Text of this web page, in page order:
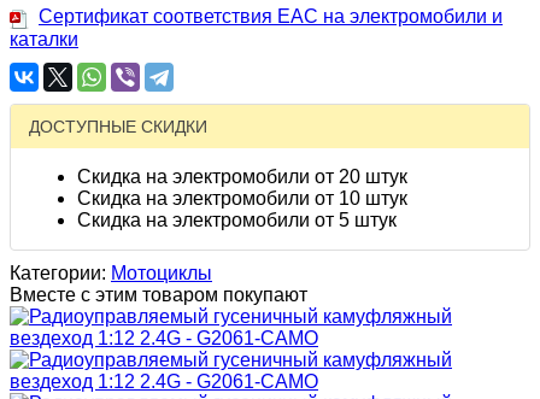
Сертификат соответствия EAC на электромобили и
каталки
ДОСТУПНЫЕ СКИДКИ
Скидка на электромобили от 20 штук
Скидка на электромобили от 10 штук
Скидка на электромобили от 5 штук
Категории: Мотоциклы
Вместе с этим товаром покупают